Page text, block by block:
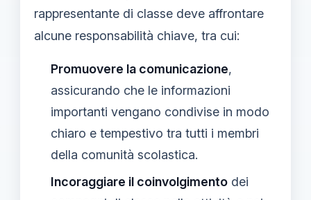
rappresentante di classe deve affrontare
alcune responsabilità chiave, tra cui:
Promuovere la comunicazione,
assicurando che le informazioni
importanti vengano condivise in modo
chiaro e tempestivo tra tutti i membri
della comunità scolastica.
Incoraggiare il coinvolgimento dei